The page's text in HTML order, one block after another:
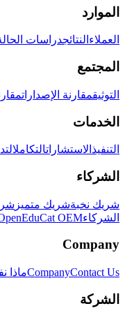
الموارد
العملاء النتائجدراسات
المجتمع
التوثيقمقارنة الإصدارات
الخدمات
التنفيذ الاستشاراتالتكامل
الشركاء
شريك نخبةشريك متميز
الشركاءOEM
Company
CompanyContact Us ماذا
الشركة